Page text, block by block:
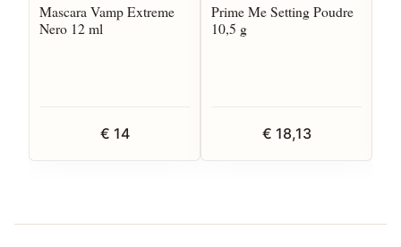
Mascara Vamp Extreme
Nero 12 ml
€ 14
Prime Me Setting Poudre
10,5 g
€ 18,13